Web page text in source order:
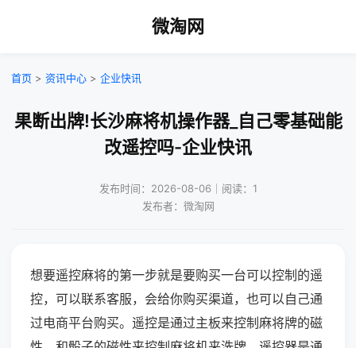
微淘网
首页 > 资讯中心 > 企业快讯
果断出牌!长沙麻将机操作器_自己零基础能
改遥控吗-企业快讯
发布时间：2026-08-06｜阅读：1
发布者：微淘网
想要遥控麻将的第一步就是要购买一台可以控制的遥
控，可以联系客服，会给你购买渠道，也可以自己通
过电商平台购买。遥控是通过主板来控制麻将牌的磁